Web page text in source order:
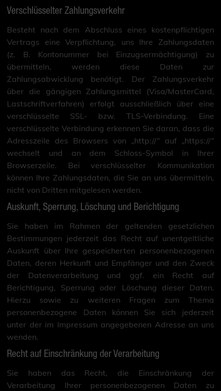
Verschlüsselter Zahlungsverkehr
Besteht nach dem Abschluss eines kostenpflichtigen
Vertrags eine Verpflichtung, uns Ihre Zahlungsdaten
(z. B. Kontonummer bei Einzugsermächtigung) zu
übermitteln, werden diese Daten zur
Zahlungsabwicklung benötigt. Der Zahlungsverkehr
über die gängigen Zahlungsmittel (Visa/MasterCard,
Lastschriftverfahren) erfolgt ausschließlich über eine
verschlüsselte SSL- bzw. TLS-Verbindung. Eine
verschlüsselte Verbindung erkennen Sie daran, dass die
Adresszeile des Browsers von „http://“ auf „https://“
wechselt und an dem Schloss-Symbol in Ihrer
Browserzeile. Bei verschlüsselter Kommunikation
können Ihre Zahlungsdaten, die Sie an uns übermitteln,
nicht von Dritten mitgelesen werden.
Auskunft, Sperrung, Löschung und Berichtigung
Sie haben im Rahmen der geltenden gesetzlichen
Bestimmungen jederzeit das Recht auf unentgeltliche
Auskunft über Ihre gespeicherten personenbezogenen
Daten, deren Herkunft und Empfänger und den Zweck
der Datenverarbeitung und ggf. ein Recht auf
Berichtigung, Sperrung oder Löschung dieser Daten.
Hierzu sowie zu weiteren Fragen zum Thema
personenbezogene Daten können Sie sich jederzeit
unter der im Impressum angegebenen Adresse an uns
wenden.
Recht auf Einschränkung der Verarbeitung
Sie haben das Recht, die Einschränkung der
Verarbeitung Ihrer personenbezogenen Daten zu